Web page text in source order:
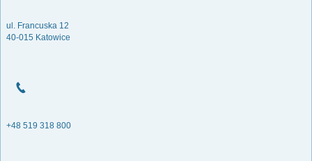
ul. Francuska 12
40-015 Katowice
+48 519 318 800